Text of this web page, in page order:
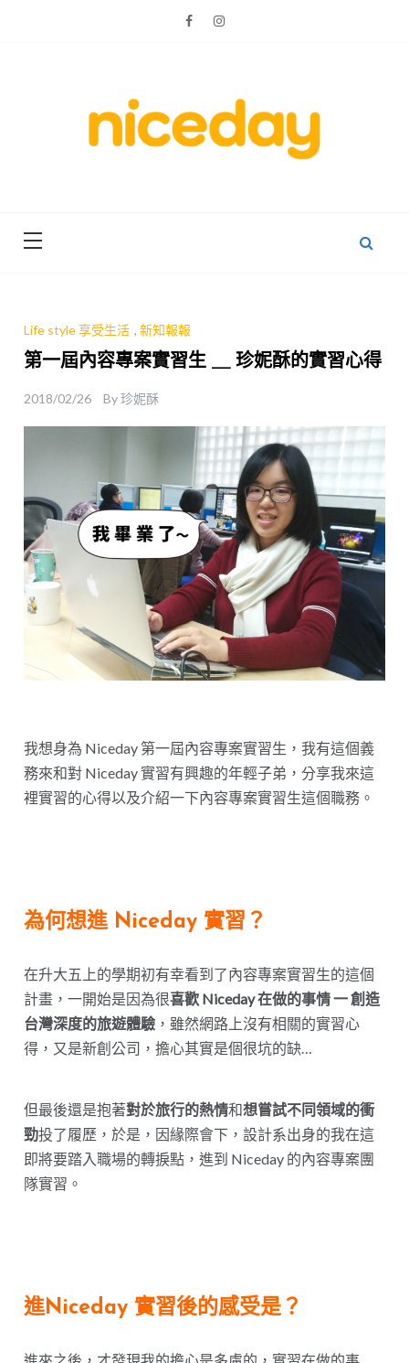
Life style 享受生活 ,新知報報
第一屆內容專案實習生 ＿ 珍妮酥的實習心得
2018/02/26 By珍妮酥
我想身為 Niceday 第一屆內容專案實習生，我有這個義
務來和對 Niceday 實習有興趣的年輕子弟，分享我來這
裡實習的心得以及介紹一下內容專案實習生這個職務。
為何想進 Niceday 實習？
在升大五上的學期初有幸看到了內容專案實習生的這個
計畫，一開始是因為很喜歡 Niceday 在做的事情 一 創造
台灣深度的旅遊體驗 ，雖然網路上沒有相關的實習心
得，又是新創公司，擔心其實是個很坑的缺…
但最後還是抱著對於旅行的熱情和想嘗試不同領域的衝
勁投了履歷，於是，因緣際會下，設計系出身的我在這
即將要踏入職場的轉捩點，進到 Niceday 的內容專案團
隊實習。
進Niceday 實習後的感受是？
進來之後，才發現我的擔心是多慮的，實習在做的事